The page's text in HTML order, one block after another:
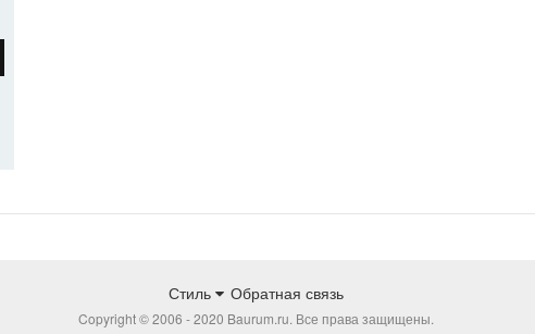
Стиль Обратная связь
Copyright © 2006 - 2020 Baurum.ru. Все права защищены.